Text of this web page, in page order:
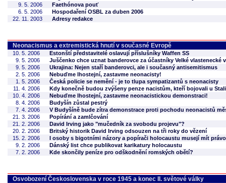
9. 5. 2006
Faethónova pouť
6. 5. 2006
Hospodaření OSBL za duben 2006
22. 11. 2003
Adresy redakce
Neonacismus a extremistická hnutí v současné Evropě
10. 5. 2006
Estonští představitelé oslavují příslušníky Waffen SS
9. 5. 2006
Juščenko chce uznat banderovce za účastníky Velké vlastenecké
9. 5. 2006
Ukrajina: Nejen staří banderovci, ale i současný antisemitismus
2. 5. 2006
Nebuďme lhostejní, zastavme neonacisty!
1. 5. 2006
Česká policie se nemění - je to tlupa sympatizantů s neonacisty
11. 4. 2006
Kdy konečně budou zvýšeny penze nacistům, kteří bojovali u
10. 4. 2006
Nebuďme lhostejní, zastavme neonacistickou demonstraci!
8. 4. 2006
Budyšín zůstal pestrý
7. 4. 2006
V Budyšíně bude zítra demonstrace proti pochodu neonacistů
21. 3. 2006
Popírání a zamlčování
21. 2. 2006
David Irving jako "mučedník za svobodu projevu"?
20. 2. 2006
Britský historik David Irving odsouzen na tři roky do vězení
15. 2. 2006
I osoby s bigotními názory a popírači holocaustu musejí mít
9. 2. 2006
Dánský list chce publikovat karikatury holocaustu
7. 2. 2006
Kde skončily peníze pro odškodnění romských obětí?
Osvobození Československa v roce 1945 a konec II. světové války